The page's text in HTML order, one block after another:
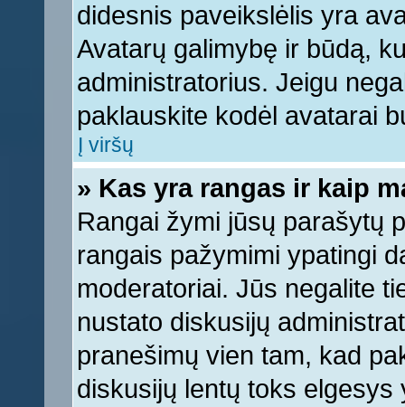
didesnis paveikslėlis yra
Avatarų galimybę ir būdą,
administratorius. Jeigu
paklauskite kodėl avatarai
Į viršų
» Kas yra rangas ir kaip
Rangai žymi jūsų parašytų
rangais pažymimi ypatingi
moderatoriai. Jūs negalite
nustato diskusijų
pranešimų vien tam, kad
diskusijų lentų toks